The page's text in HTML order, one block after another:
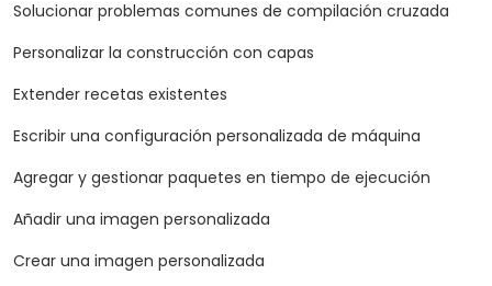
Solucionar problemas comunes de compilación cruzada
Personalizar la construcción con capas
Extender recetas existentes
Escribir una configuración personalizada de máquina
Agregar y gestionar paquetes en tiempo de ejecución
Añadir una imagen personalizada
Crear una imagen personalizada